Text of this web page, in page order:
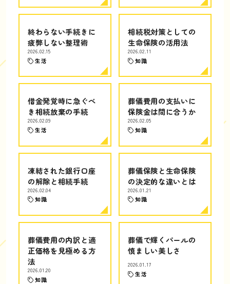
終わらない手続きに
疲弊しない整理術
2026.02.15
生活
相続税対策としての
生命保険の活用法
2026.02.11
知識
借金発覚時に急ぐべ
き相続放棄の手続
2026.02.09
生活
葬儀費用の支払いに
保険金は間に合うか
2026.02.05
知識
凍結された銀行口座
の解除と相続手続
2026.02.04
知識
葬儀保険と生命保険
の決定的な違いとは
2026.01.21
知識
葬儀費用の内訳と適
正価格を見極める方
法
2026.01.20
知識
葬儀で輝くパールの
慎ましい美しさ
2026.01.17
生活